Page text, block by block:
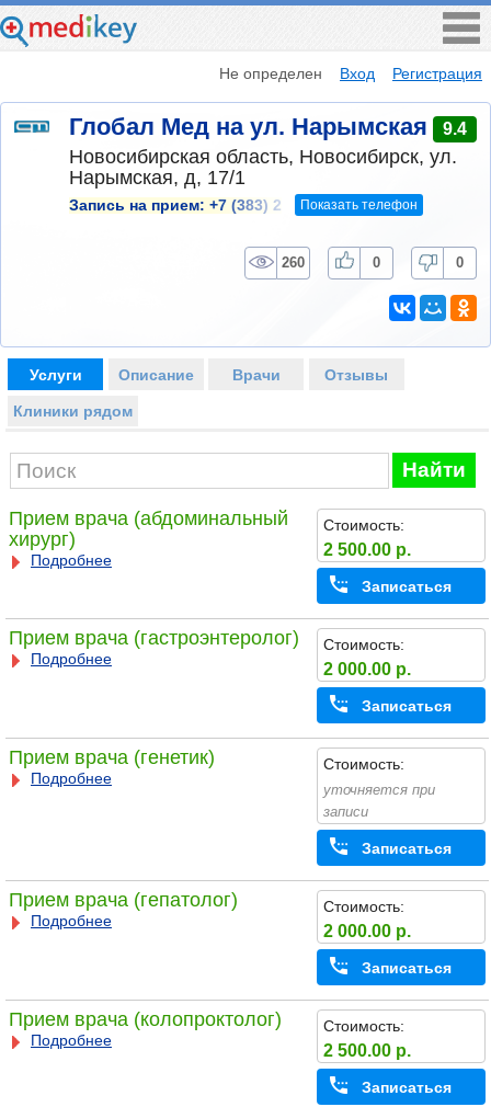
Не определен Вход Регистрация
Глобал Мед на ул. Нарымская 9.4
Новосибирская область, Новосибирск, ул.
Нарымская, д, 17/1
Запись на прием: +7 (383) 2 Показать телефон
260 0 0
Услуги Описание Врачи Отзывы
Клиники рядом
Найти
Прием врача (абдоминальный
хирург)
Подробнее
Стоимость:
2 500.00 р.
Записаться
Прием врача (гастроэнтеролог)
Подробнее
Стоимость:
2 000.00 р.
Записаться
Прием врача (генетик)
Подробнее
Стоимость:
уточняется при
записи
Записаться
Прием врача (гепатолог)
Подробнее
Стоимость:
2 000.00 р.
Записаться
Прием врача (колопроктолог)
Подробнее
Стоимость:
2 500.00 р.
Записаться